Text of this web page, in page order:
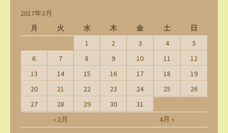
2017年3月
月
火 水 木 金 土 日
« 2月 4月 »
1 2 3 4
5
6
7 8 9 10 11
12
13
14 15 16 17 18
19
20
21 22 23 24 25
26
27
28 29 30 31